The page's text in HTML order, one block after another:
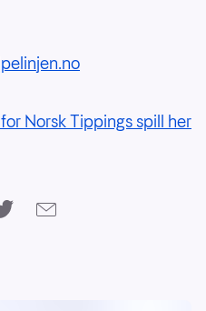
Norsk Tippings spill her